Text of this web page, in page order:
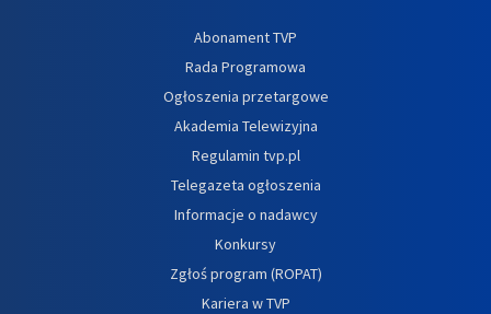
Abonament TVP
Rada Programowa
Ogłoszenia przetargowe
Akademia Telewizyjna
Regulamin tvp.pl
Telegazeta ogłoszenia
Informacje o nadawcy
Konkursy
Zgłoś program (ROPAT)
Kariera w TVP